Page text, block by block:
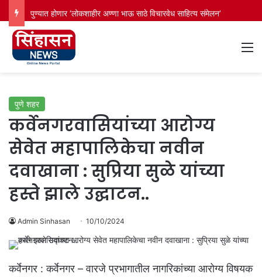
पुण्यात होणार ‘लोकशाहीर अण्णा भाऊ साठे विचारवेध साहित्य संमेलन’
पुणे शहर
कर्वेनगरवासियांच्या आरोग्य
सेवेत महापालिकेचा नवीन
दवाखाना : सुप्रिया सुळे यांच्या
हस्ते झाले उद्घाटन..
Admin Sinhasan 10/10/2024
कर्वेनगर : कर्वेनगर – वारजे प्रभागातील नागरिकांच्या आरोग्य विषयक